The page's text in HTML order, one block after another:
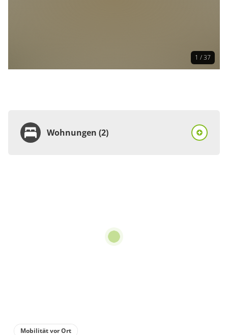
1 / 37
Wohnungen (2)
2 Wohnungen
Mobilität vor Ort